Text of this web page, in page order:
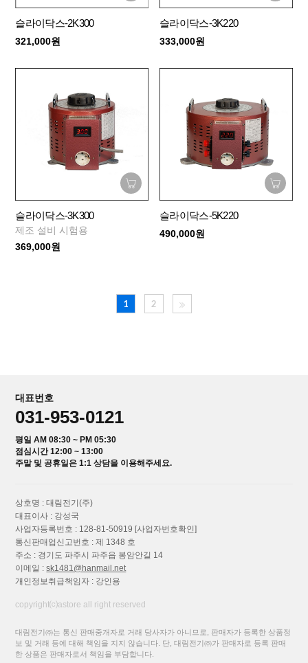
슬라이닥스-2K300
321,000원
슬라이닥스-3K220
333,000원
슬라이닥스-3K300
제조 설비 시험용
369,000원
슬라이닥스-5K220
490,000원
1 2
대표번호
031-953-0121
평일 AM 08:30 ~ PM 05:30
점심시간 12:00 ~ 13:00
주말 및 공휴일은 1:1 상담을 이용해주세요.
상호명 : 대림전기(주)
대표이사 : 강성국
사업자등록번호 : 128-81-50919 [사업자번호확인]
통신판매업신고번호 : 제 1348 호
주소 : 경기도 파주시 파주읍 봉암안길 14
이메일 :sk1481@hanmail.net
개인정보취급책임자 : 강인용
copyright⒞astore all right reserved
대림전기㈜는 통신 판매중개자로 거래 당사자가 아니므로, 판매자가 등록한 상품정
보 및 거래 등에 대해 책임을 지지 않습니다. 단, 대림전기㈜가 판매자로 등록 판매
한 상품은 판매자로서 책임을 부담합니다.